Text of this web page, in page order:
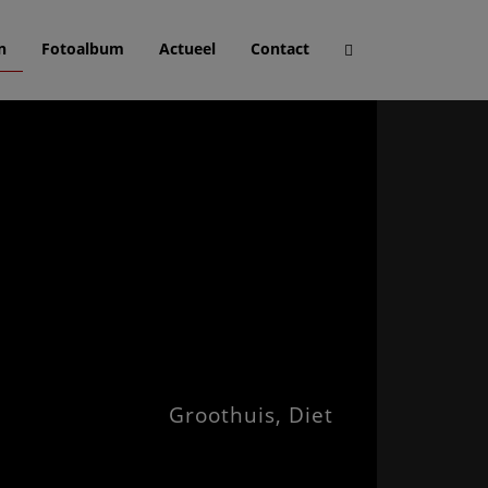
Fotoalbum Actueel Contact
Groothuis, Diet